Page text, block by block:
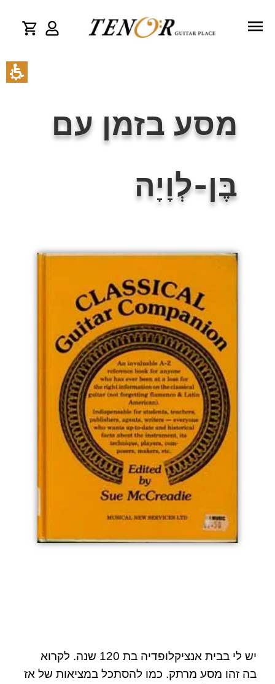
מסע בזמן עם
בֶּן-לְוָיָה
יש לי בבית אנציקלופדיה בת 120 שנה. לקרוא
בה זהו מסע מרתק. כמו להסתכל במציאות של אז